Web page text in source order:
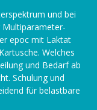
und bei
epoc mit Laktat
Welches
und Bedarf ab
Schulung und
für belastbare